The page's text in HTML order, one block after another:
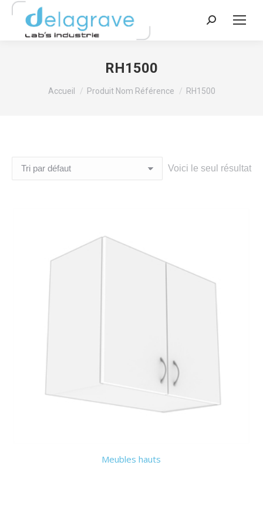
Recherche
RH1500
Vous êtes ici :
Accueil Produit Nom Référence RH1500
Voici le seul résultat
Meubles hauts